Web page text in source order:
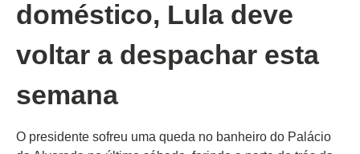
doméstico, Lula deve
voltar a despachar esta
semana
O presidente sofreu uma queda no banheiro do Palácio